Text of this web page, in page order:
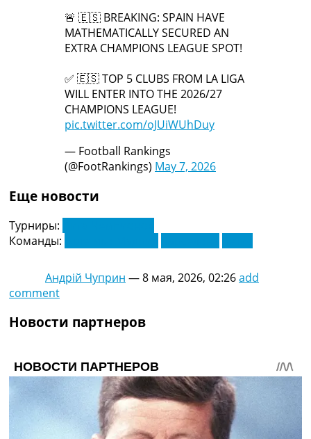
🚨 🇪🇸 BREAKING: SPAIN HAVE
MATHEMATICALLY SECURED AN
EXTRA CHAMPIONS LEAGUE SPOT!
✅ 🇪🇸 TOP 5 CLUBS FROM LA LIGA
WILL ENTER INTO THE 2026/27
CHAMPIONS LEAGUE!
pic.twitter.com/oJUiWUhDuy
— Football Rankings
(@FootRankings) May 7, 2026
Еще новости
Турниры:
Команды:
Андрій Чуприн —8 мая, 2026, 02:26add
comment
Новости партнеров